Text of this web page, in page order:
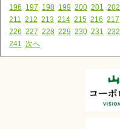
196 197 198 199 200 201 202
211
212 213 214 215 216 217
226 227 228 229 230 231 232
241
次へ